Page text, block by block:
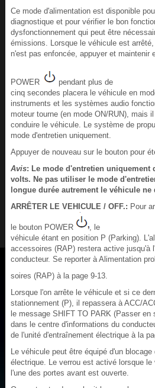
Ce mode d'alimentation est disponible
diagnostique et pour vérifier le bon
dysfonctionnement qui peut être
émissions. Lorsque le véhicule est
n'est pas enfoncée, appuyer et maintenir
POWER
pendant plus de
cinq secondes placera le véhicule en
instruments et les systèmes audio
moteur tourne (en mode ON/RUN), mais
conduire le véhicule. Le système de
mode d'entretien uniquement.
Appuyer de nouveau sur le bouton pour
Avis: Le mode d'entretien uniquement
volts. Ne pas utiliser le mode
longue durée autrement le véhicule ne
ARRÊTER LE VEHICULE / OFF.: Pour
le bouton POWER
, le
véhicule étant en position P (Parking).
accessoires (RAP) restera active jusqu'à
conducteur. Se reporter à Alimentation
soires (RAP) à la page 9‑13.
Lorsque l'on arrête le véhicule et si ce
stationnement (P), il repassera à ACC/
le message SHIFT TO PARK (Passer en
dans le centre d'informations du
de l'unité d'entraînement électrique à la
Le véhicule peut être équipé d'un
électrique. Le verrou est activé lorsque
l'une des portes avant est ouverte.